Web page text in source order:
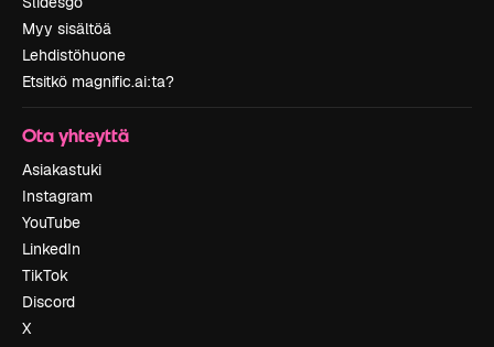
Myy sisältöä
Lehdistöhuone
Etsitkö magnific.ai:ta?
Ota yhteyttä
Asiakastuki
Instagram
YouTube
LinkedIn
TikTok
Discord
X